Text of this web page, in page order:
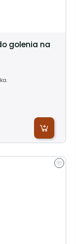
golenia na